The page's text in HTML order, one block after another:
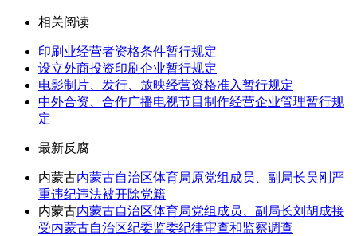
相关阅读
印刷业经营者资格条件暂行规定
设立外商投资印刷企业暂行规定
电影制片、发行、放映经营资格准入暂行规定
中外合资、合作广播电视节目制作经营企业管理暂行规
定
最新反腐
内蒙古内蒙古自治区体育局原党组成员、副局长吴刚严
重违纪违法被开除党籍
内蒙古内蒙古自治区体育局党组成员、副局长刘胡成接
受内蒙古自治区纪委监委纪律审查和监察调查